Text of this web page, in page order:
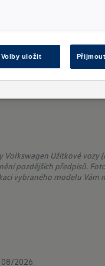
Užitkové vozy
pozdějších předpisů.
vybraného modelu Vám
08/2026.
Volby uložit